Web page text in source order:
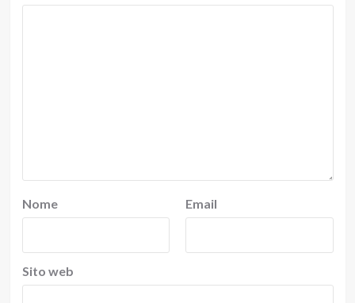
Nome Email
Sito web